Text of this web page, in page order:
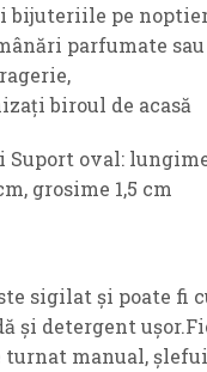
bijuteriile pe
parfumate
biroul de acasă
oval:
grosime 1,5 cm
sigilat și poate fi
și detergent
turnat manual,